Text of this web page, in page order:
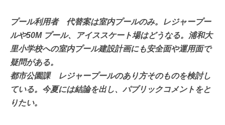
プール利用者 代替案は室内プールのみ。レジャープー
ルや50M プール、アイススケート場はどうなる。浦和大
里小学校への室内プール建設計画にも安全面や運用面で
疑問がある。
都市公園課 レジャープールのあり方そのものを検討し
ている。今夏には結論を出し、パブリックコメントをと
りたい。